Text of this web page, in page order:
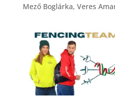
Mező Boglárka, Veres